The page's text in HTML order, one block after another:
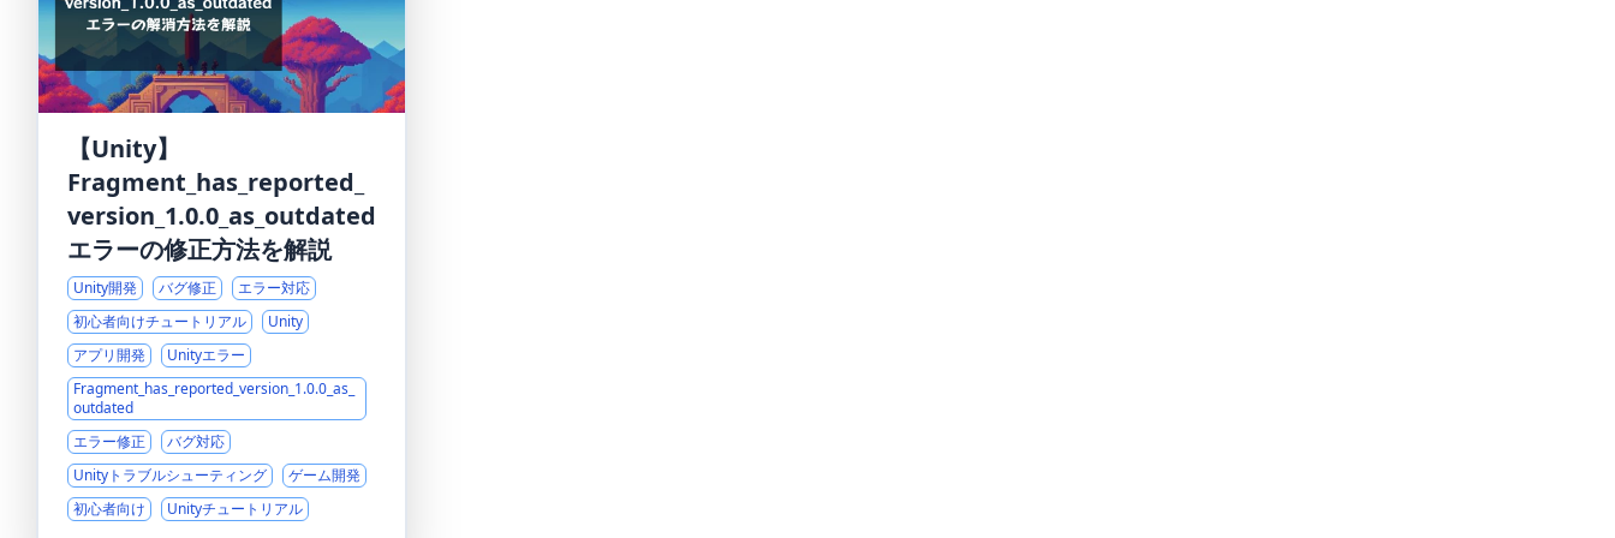
【Unity】
Fragment_has_reported_
version_1.0.0_as_outdated
エラーの修正方法を解説
Unity開発 バグ修正
エラー対応
初心者向けチュートリアル
Unity
アプリ開発
Unityエラー
Fragment_has_reported_version_1.0.0_as_
outdated
エラー修正
バグ対応
Unityトラブルシューティング
ゲーム開発
初心者向け
Unityチュートリアル